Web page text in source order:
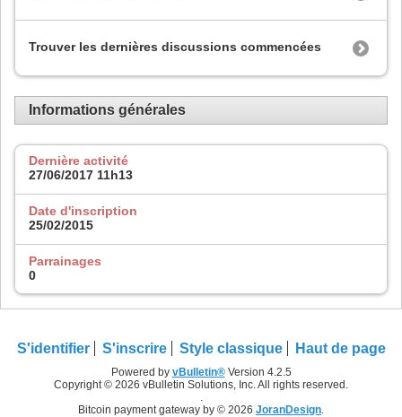
Trouver les dernières discussions commencées
Informations générales
Dernière activité
27/06/2017 11h13
Date d'inscription
25/02/2015
Parrainages
0
S'identifier S'inscrire Style classique Haut de page
Powered by vBulletin®Version 4.2.5
Copyright © 2026 vBulletin Solutions, Inc. All rights reserved.
.
Bitcoin payment gateway by © 2026 JoranDesign.